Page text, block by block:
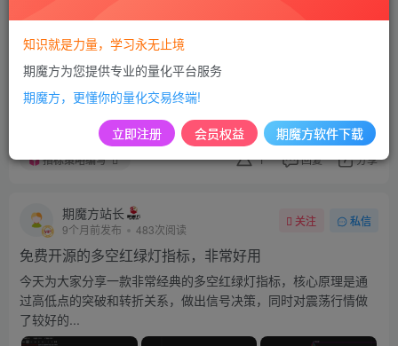
指标策略编写 1 回复 分享
期魔方站长
9个月前发布 483次阅读
关注 私信
免费开源的多空红绿灯指标，非常好用
今天为大家分享一款非常经典的多空红绿灯指标，核心原理是通
过高低点的突破和转折关系，做出信号决策，同时对震荡行情做
了较好的...
知识就是力量，学习永无止境
期魔方为您提供专业的量化平台服务
期魔方，更懂你的量化交易终端!
立即注册 会员权益 期魔方软件下载